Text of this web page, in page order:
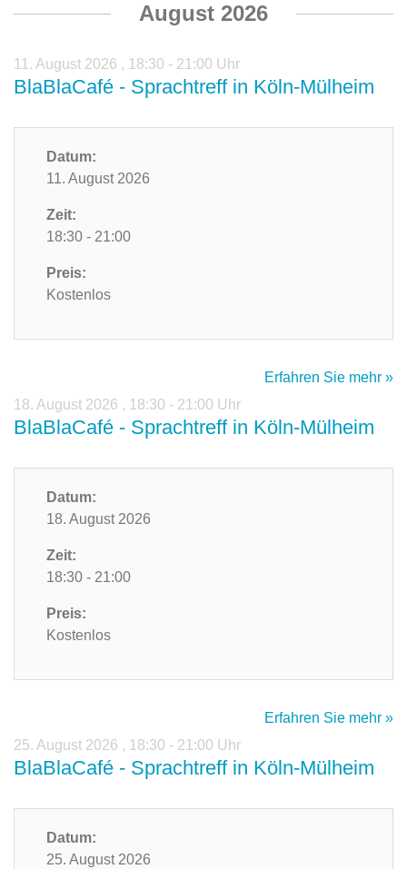
August 2026
11. August 2026 , 18:30 - 21:00 Uhr
BlaBlaCafé - Sprachtreff in Köln-Mülheim
Datum:
11. August 2026
Zeit:
18:30 - 21:00
Preis:
Kostenlos
Erfahren Sie mehr »
18. August 2026 , 18:30 - 21:00 Uhr
BlaBlaCafé - Sprachtreff in Köln-Mülheim
Datum:
18. August 2026
Zeit:
18:30 - 21:00
Preis:
Kostenlos
Erfahren Sie mehr »
25. August 2026 , 18:30 - 21:00 Uhr
BlaBlaCafé - Sprachtreff in Köln-Mülheim
Datum:
25. August 2026